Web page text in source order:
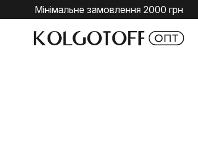
Мінімальне замовлення 2000 грн